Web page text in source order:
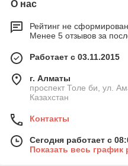
О нас
Рейтинг не сформирован
Менее 5 отзывов за
Работает с 03.11.2015
г. Алматы
проспект Толе би, ул.
Казахстан
Контакты
Сегодня работает с
Показать весь график